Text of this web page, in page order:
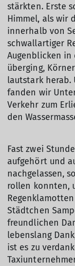
stärkten. Erste
Himmel, als wir
innerhalb von
schwallartiger
Augenblicken
überging,
lautstark herab.
fanden wir
Verkehr zum
den
Fast zwei
aufgehört und
nachgelassen,
rollen konnten,
Städtchen
freundlichen
lebenslang
ist es zu